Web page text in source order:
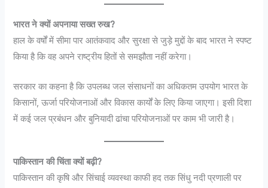
भारत ने क्यों अपनाया सख्त रुख?
हाल के वर्षों में सीमा पार आतंकवाद और सुरक्षा से जुड़े मुद्दों के बाद भारत ने स्पष्ट
किया है कि वह अपने राष्ट्रीय हितों से समझौता नहीं करेगा।
सरकार का कहना है कि उपलब्ध जल संसाधनों का अधिकतम उपयोग भारत के
किसानों, ऊर्जा परियोजनाओं और विकास कार्यों के लिए किया जाएगा। इसी दिशा
में कई जल प्रबंधन और बुनियादी ढांचा परियोजनाओं पर काम भी जारी है।
पाकिस्तान की चिंता क्यों बढ़ी?
पाकिस्तान की कृषि और सिंचाई व्यवस्था काफी हद तक सिंधु नदी प्रणाली पर